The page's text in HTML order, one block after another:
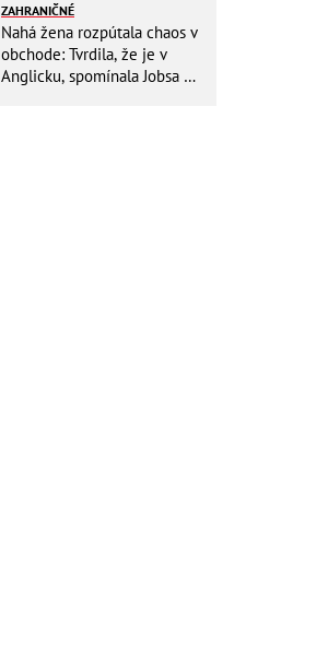
ZAHRANIČNÉ
Nahá žena rozpútala chaos v
obchode: Tvrdila, že je v
Anglicku, spomínala Jobsa aj